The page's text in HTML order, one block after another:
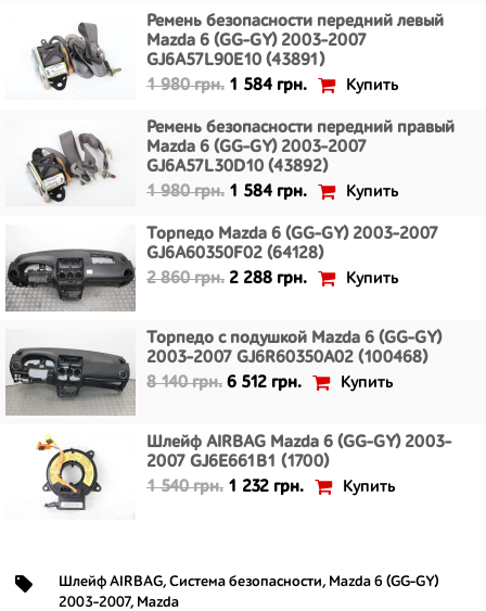
Ремень безопасности передний левый
Mazda 6 (GG-GY) 2003-2007
GJ6A57L90E10 (43891)
1 980 грн. 1 584 грн. Купить
Ремень безопасности передний правый
Mazda 6 (GG-GY) 2003-2007
GJ6A57L30D10 (43892)
1 980 грн. 1 584 грн. Купить
Торпедо Mazda 6 (GG-GY) 2003-2007
GJ6A60350F02 (64128)
2 860 грн. 2 288 грн. Купить
Торпедо с подушкой Mazda 6 (GG-GY)
2003-2007 GJ6R60350A02 (100468)
8 140 грн. 6 512 грн. Купить
Шлейф AIRBAG Mazda 6 (GG-GY) 2003-
2007 GJ6E661B1 (1700)
1 540 грн. 1 232 грн. Купить
Шлейф AIRBAG, Система безопасности, Mazda 6 (GG-GY)
2003-2007, Mazda